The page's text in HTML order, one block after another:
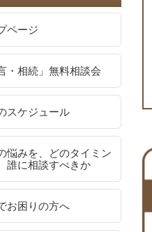
ページ
・相続」無料相談会
スケジュール
悩みを、どのタイミン
誰に相談すべきか
お困りの方へ